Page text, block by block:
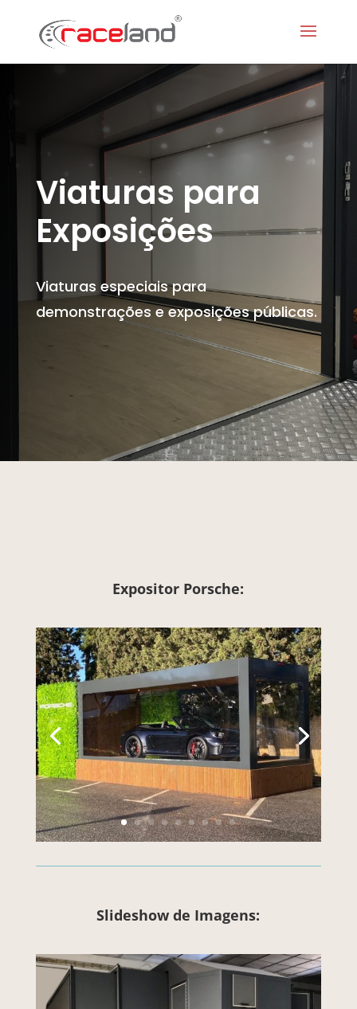
Viaturas para
Exposições
Viaturas especiais para
demonstrações e exposições públicas.
Expositor Porsche:
Slideshow de Imagens: